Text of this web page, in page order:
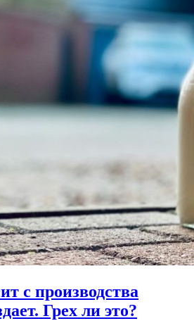
с производства
Грех ли это?